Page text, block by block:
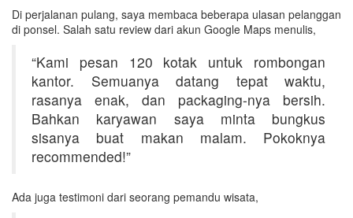
Di perjalanan pulang, saya membaca beberapa ulasan pelanggan
di ponsel. Salah satu review dari akun Google Maps menulis,
“Kami pesan 120 kotak untuk rombongan
kantor. Semuanya datang tepat waktu,
rasanya enak, dan packaging-nya bersih.
Bahkan karyawan saya minta bungkus
sisanya buat makan malam. Pokoknya
recommended!”
Ada juga testimoni dari seorang pemandu wisata,